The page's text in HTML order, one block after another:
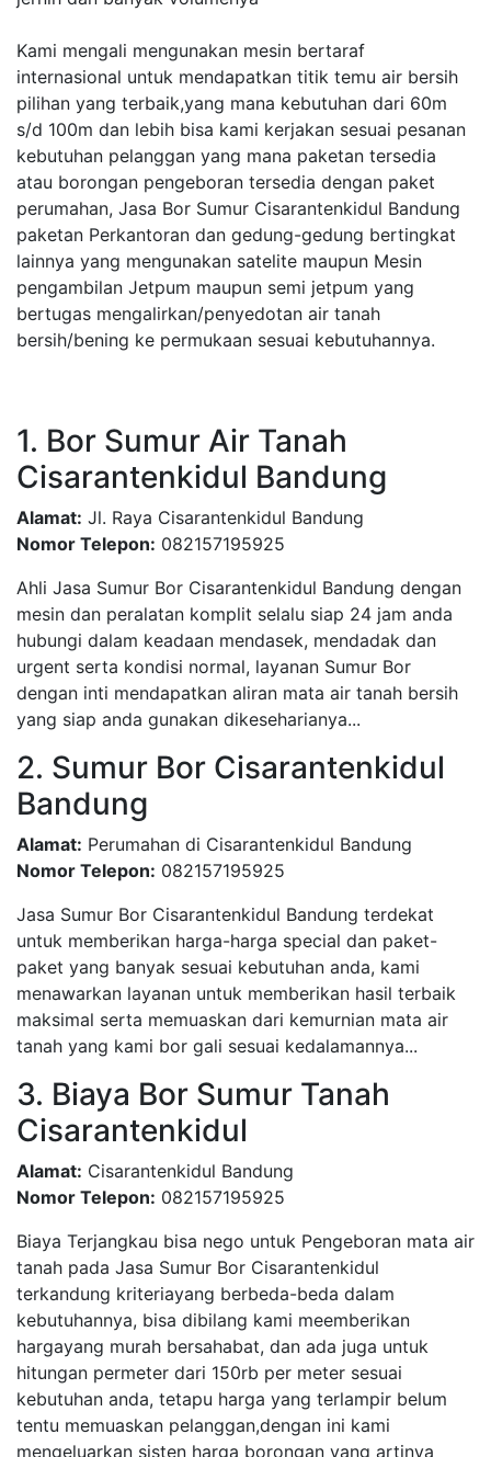
Kami mengali mengunakan mesin bertaraf
internasional untuk mendapatkan titik temu air bersih
pilihan yang terbaik,yang mana kebutuhan dari 60m
s/d 100m dan lebih bisa kami kerjakan sesuai pesanan
kebutuhan pelanggan yang mana paketan tersedia
atau borongan pengeboran tersedia dengan paket
perumahan, Jasa Bor Sumur Cisarantenkidul Bandung
paketan Perkantoran dan gedung-gedung bertingkat
lainnya yang mengunakan satelite maupun Mesin
pengambilan Jetpum maupun semi jetpum yang
bertugas mengalirkan/penyedotan air tanah
bersih/bening ke permukaan sesuai kebutuhannya.
1. Bor Sumur Air Tanah
Cisarantenkidul Bandung
Alamat: Jl. Raya Cisarantenkidul Bandung
Nomor Telepon: 082157195925
Ahli Jasa Sumur Bor Cisarantenkidul Bandung dengan
mesin dan peralatan komplit selalu siap 24 jam anda
hubungi dalam keadaan mendasek, mendadak dan
urgent serta kondisi normal, layanan Sumur Bor
dengan inti mendapatkan aliran mata air tanah bersih
yang siap anda gunakan dikeseharianya...
2. Sumur Bor Cisarantenkidul
Bandung
Alamat: Perumahan di Cisarantenkidul Bandung
Nomor Telepon: 082157195925
Jasa Sumur Bor Cisarantenkidul Bandung terdekat
untuk memberikan harga-harga special dan paket-
paket yang banyak sesuai kebutuhan anda, kami
menawarkan layanan untuk memberikan hasil terbaik
maksimal serta memuaskan dari kemurnian mata air
tanah yang kami bor gali sesuai kedalamannya...
3. Biaya Bor Sumur Tanah
Cisarantenkidul
Alamat: Cisarantenkidul Bandung
Nomor Telepon: 082157195925
Biaya Terjangkau bisa nego untuk Pengeboran mata air
tanah pada Jasa Sumur Bor Cisarantenkidul
terkandung kriteriayang berbeda-beda dalam
kebutuhannya, bisa dibilang kami meemberikan
hargayang murah bersahabat, dan ada juga untuk
hitungan permeter dari 150rb per meter sesuai
kebutuhan anda, tetapu harga yang terlampir belum
tentu memuaskan pelanggan,dengan ini kami
mengeluarkan sisten harga borongan yang artinya